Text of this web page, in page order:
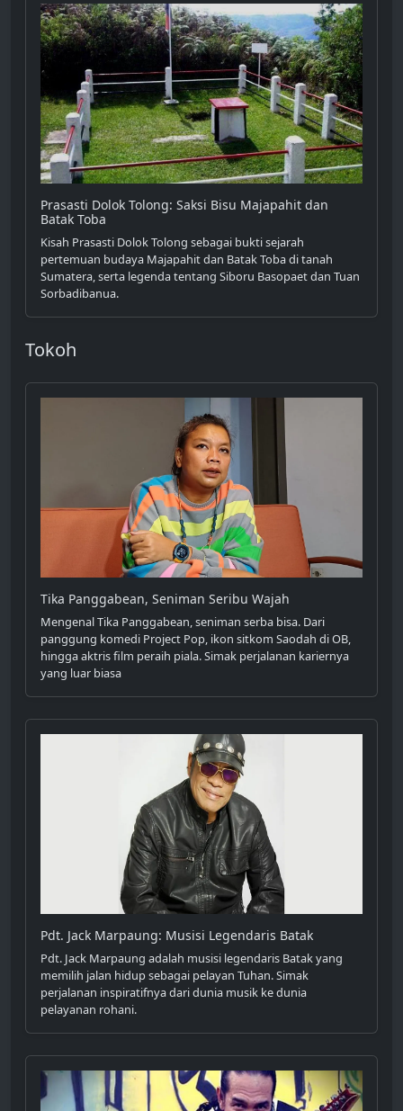
Prasasti Dolok Tolong: Saksi Bisu Majapahit dan
Batak Toba
Kisah Prasasti Dolok Tolong sebagai bukti sejarah
pertemuan budaya Majapahit dan Batak Toba di tanah
Sumatera, serta legenda tentang Siboru Basopaet dan Tuan
Sorbadibanua.
Tokoh
Tika Panggabean, Seniman Seribu Wajah
Mengenal Tika Panggabean, seniman serba bisa. Dari
panggung komedi Project Pop, ikon sitkom Saodah di OB,
hingga aktris film peraih piala. Simak perjalanan kariernya
yang luar biasa
Pdt. Jack Marpaung: Musisi Legendaris Batak
Pdt. Jack Marpaung adalah musisi legendaris Batak yang
memilih jalan hidup sebagai pelayan Tuhan. Simak
perjalanan inspiratifnya dari dunia musik ke dunia
pelayanan rohani.